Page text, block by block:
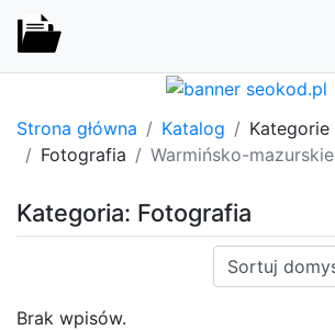
Strona główna Katalog Kategorie
Fotografia
Warmińsko-mazurskie
Kategoria: Fotografia
Sortuj:
Brak wpisów.